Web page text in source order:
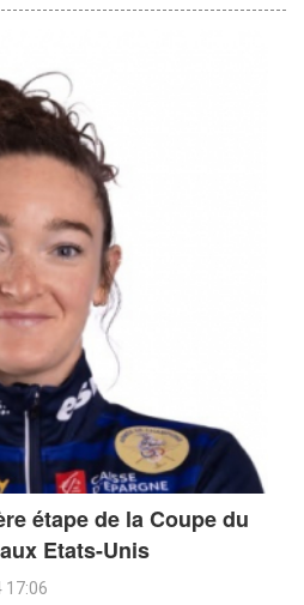
étape de la Coupe du
Etats-Unis
17:06